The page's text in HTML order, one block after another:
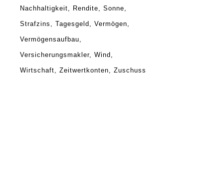
Nachhaltigkeit Rendite Sonne
Strafzins Tagesgeld Vermögen
Vermögensaufbau
Versicherungsmakler Wind
Wirtschaft Zeitwertkonten Zuschuss